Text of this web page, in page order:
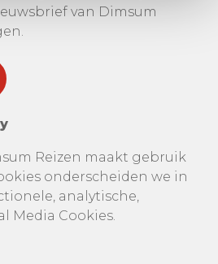
van Dimsum
Reizen maakt gebruik
onderscheiden we in
analytische,
Media Cookies.